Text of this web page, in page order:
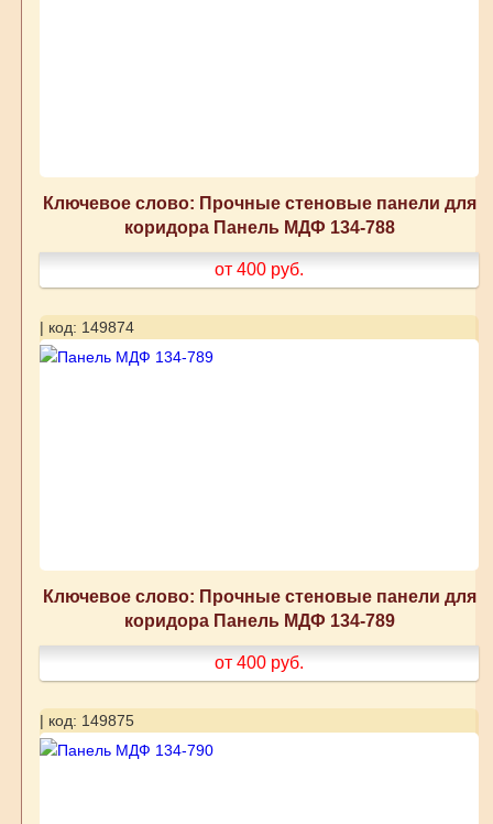
Ключевое слово: Прочные стеновые панели для
коридора Панель МДФ 134-788
от 400 руб.
| код: 149874
Ключевое слово: Прочные стеновые панели для
коридора Панель МДФ 134-789
от 400 руб.
| код: 149875